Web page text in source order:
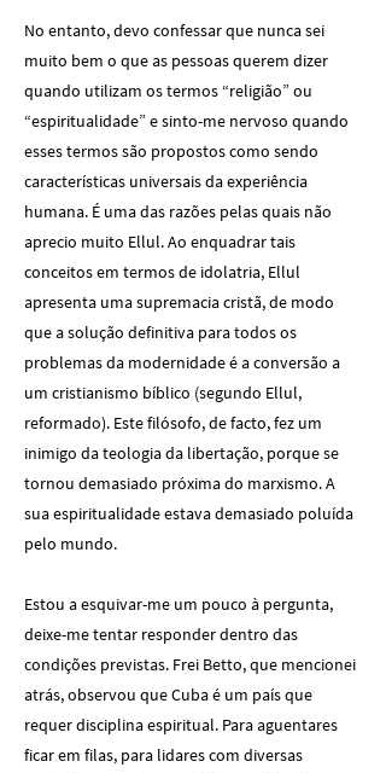
No entanto, devo confessar que nunca sei
muito bem o que as pessoas querem dizer
quando utilizam os termos “religião” ou
“espiritualidade” e sinto-me nervoso quando
esses termos são propostos como sendo
características universais da experiência
humana. É uma das razões pelas quais não
aprecio muito Ellul. Ao enquadrar tais
conceitos em termos de idolatria, Ellul
apresenta uma supremacia cristã, de modo
que a solução definitiva para todos os
problemas da modernidade é a conversão a
um cristianismo bíblico (segundo Ellul,
reformado). Este filósofo, de facto, fez um
inimigo da teologia da libertação, porque se
tornou demasiado próxima do marxismo. A
sua espiritualidade estava demasiado poluída
pelo mundo.
Estou a esquivar-me um pouco à pergunta,
deixe-me tentar responder dentro das
condições previstas. Frei Betto, que mencionei
atrás, observou que Cuba é um país que
requer disciplina espiritual. Para aguentares
ficar em filas, para lidares com diversas